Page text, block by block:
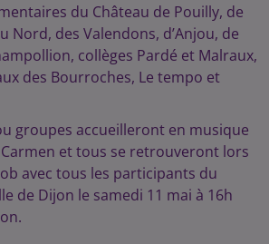
du Château de Pouilly, de
Nord, des Valendons, d’Anjou, de
collèges Pardé et Malraux,
des Bourroches, Le tempo et
groupes accueilleront en musique
et tous se retrouveront lors
avec tous les participants du
de Dijon le samedi 11 mai à 16h